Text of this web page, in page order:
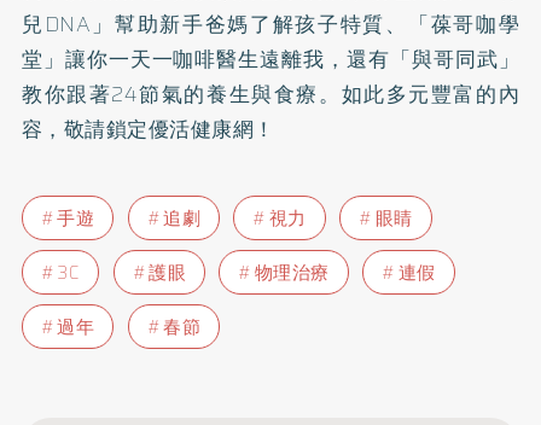
兒DNA」幫助新手爸媽了解孩子特質、「葆哥咖學
堂」讓你一天一咖啡醫生遠離我，還有「與哥同武」
教你跟著24節氣的養生與食療。如此多元豐富的內
容，敬請鎖定優活健康網！
手遊 追劇 視力
眼睛
3C
護眼 物理治療
連假
過年
春節